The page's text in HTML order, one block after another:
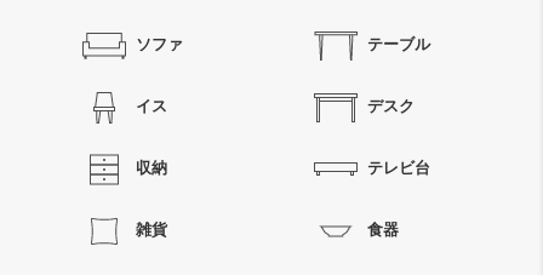
ソファ テーブル
イス デスク
収納 テレビ台
雑貨 食器